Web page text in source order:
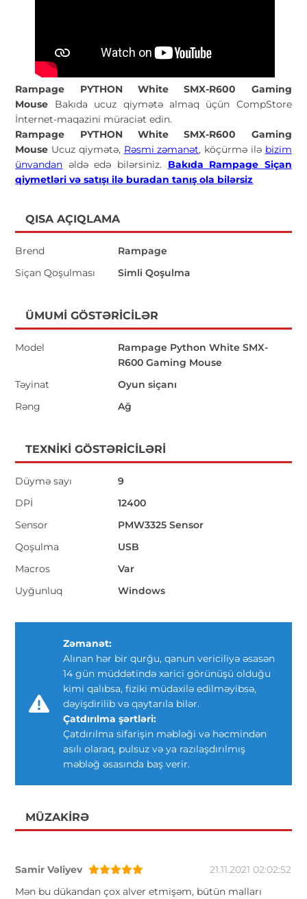
Rampage PYTHON White SMX-R600 Gaming
Mouse Bakıda ucuz qiymətə almaq üçün CompStore
İnternet-maqazini müraciət edin.
Rampage PYTHON White SMX-R600 Gaming
Mouse Ucuz qiymətə, Rəsmi zəmanət, köçürmə ilə bizim
ünvandan əldə edə bilərsiniz. Bakıda Rampage Siçan
qiymetləri və satışı ilə buradan tanış ola bilərsiz
QISA AÇIQLAMA
Brend
Rampage
Siçan Qoşulması
Simli Qoşulma
ÜMUMI GÖSTƏRICILƏR
Model
Rampage Python White SMX-
R600 Gaming Mouse
Təyinat
Oyun siçanı
Rəng
Ağ
TEXNIKI GÖSTƏRICILƏRI
Düymə sayı
9
DPİ
12400
Sensor
PMW3325 Sensor
Qoşulma
USB
Macros
Var
Uyğunluq
Windows
Zəmanət:
Alınan hər bir qurğu, qanun vericiliyə əsasən
14 gün müddətində xarici görünüşü olduğu
kimi qalıbsa, fiziki müdaxilə edilməyibsə,
dəyişdirilib və qaytarıla bilər.
Çatdırılma şərtləri:
Çatdırılma sifarişin məbləği və həcmindən
asılı olaraq, pulsuz və ya razılaşdırılmış
məbləğ əsasında baş verir.
MÜZAKIRƏ
Samir Vəliyev
21.11.2021 02:02:52
Mən bu dükandan çox alver etmişəm, bütün malları